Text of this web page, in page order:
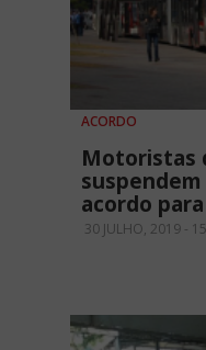
ACORDO
Motoristas
acordo
30 JULHO, 2019 -